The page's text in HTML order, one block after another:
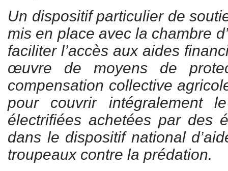
Un dispositif particulier de
mis en place avec la chambre
faciliter l’accès aux aides
œuvre de moyens de
compensation collective
pour couvrir intégralement
électrifiées achetées par des
dans le dispositif national
troupeaux contre la prédation.